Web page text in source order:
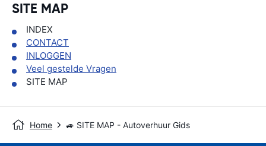
SITE MAP
INDEX
CONTACT
INLOGGEN
Veel gestelde Vragen
SITE MAP
Home 🚙 SITE MAP - Autoverhuur Gids